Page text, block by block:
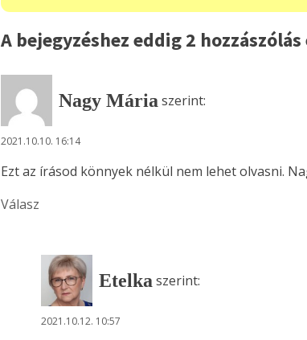
A bejegyzéshez eddig 2
Nagy Mária szerint:
2021.10.10. 16:14
Ezt az írásod könnyek nélkül nem lehet olvasni.
Válasz
Etelka szerint:
2021.10.12. 10:57